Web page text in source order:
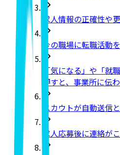
求人情報の正確性や
今の職場に転職活動
「気になる」や「就
押すと、事業所に伝
スカウトが自動送信
求人応募後に連絡が